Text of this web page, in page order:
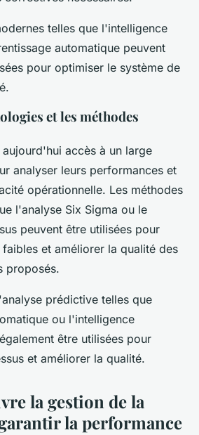
telles que l'intelligence
automatique peuvent
pour optimiser le système de
et les méthodes
accès à un large
analyser leurs performances et
opérationnelle. Les méthodes
l'analyse Six Sigma ou le
peuvent être utilisées pour
et améliorer la qualité des
proposés.
prédictive telles que
ou l'intelligence
être utilisées pour
et améliorer la qualité.
la gestion de la
la performance